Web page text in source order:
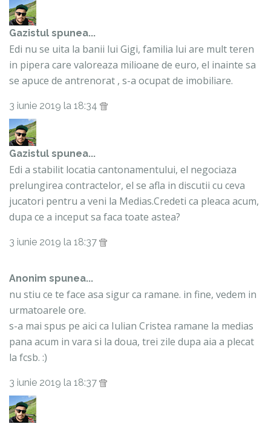
Gazistul spunea...
Edi nu se uita la banii lui Gigi, familia lui are mult teren
in pipera care valoreaza milioane de euro, el inainte sa
se apuce de antrenorat , s-a ocupat de imobiliare.
3 iunie 2019 la 18:34
Gazistul spunea...
Edi a stabilit locatia cantonamentului, el negociaza
prelungirea contractelor, el se afla in discutii cu ceva
jucatori pentru a veni la Medias.Credeti ca pleaca acum,
dupa ce a inceput sa faca toate astea?
3 iunie 2019 la 18:37
Anonim spunea...
nu stiu ce te face asa sigur ca ramane. in fine, vedem in
urmatoarele ore.
s-a mai spus pe aici ca Iulian Cristea ramane la medias
pana acum in vara si la doua, trei zile dupa aia a plecat
la fcsb. :)
3 iunie 2019 la 18:37